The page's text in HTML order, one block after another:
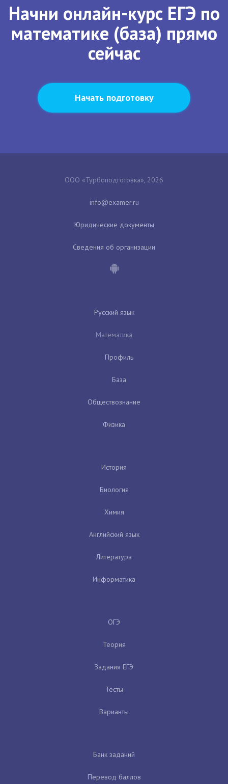
Начни онлайн-курс ЕГЭ по
математике (база) прямо
сейчас
Начать подготовку
ООО «Турбоподготовка», 2026
Юридические документы
Сведения об организации
Русский язык
Математика
Профиль
База
Обществознание
Физика
История
Биология
Химия
Английский язык
Литература
Информатика
ОГЭ
Теория
Задания ЕГЭ
Тесты
Варианты
Банк заданий
Перевод баллов